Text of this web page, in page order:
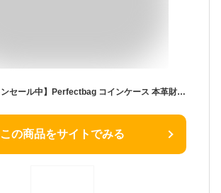
【お買い物マラソンセール中】Perfectbag コインケース 本革財布 小銭入れ ミニウォレット 耐久性牛革 メンズ レディース 男女兼用 クレジットカード ドアカード 名刺入れ ファスナー開閉 コンパクト CO4082pt
この商品をサイトでみる